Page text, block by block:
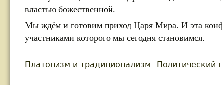
властью божественной.
Мы ждём и готовим приход Царя Мира. И эта
участниками которого мы сегодня становимся.
Платонизм и традиционализм Политический